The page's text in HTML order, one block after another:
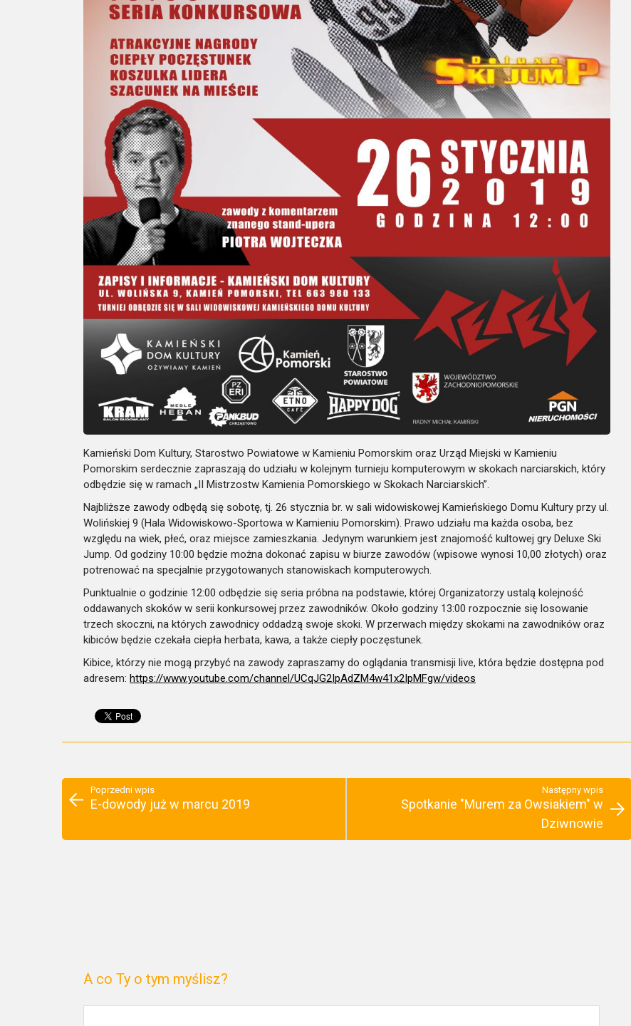
Kamieński Dom Kultury, Starostwo Powiatowe w Kamieniu Pomorskim oraz Urząd Miejski w Kamieniu
Pomorskim serdecznie zapraszają do udziału w kolejnym turnieju komputerowym w skokach narciarskich, który
odbędzie się w ramach „II Mistrzostw Kamienia Pomorskiego w Skokach Narciarskich”.
Najbliższe zawody odbędą się sobotę, tj. 26 stycznia br. w sali widowiskowej Kamieńskiego Domu Kultury przy ul.
Wolińskiej 9 (Hala Widowiskowo-Sportowa w Kamieniu Pomorskim). Prawo udziału ma każda osoba, bez
względu na wiek, płeć, oraz miejsce zamieszkania. Jedynym warunkiem jest znajomość kultowej gry Deluxe Ski
Jump. Od godziny 10:00 będzie można dokonać zapisu w biurze zawodów (wpisowe wynosi 10,00 złotych) oraz
potrenować na specjalnie przygotowanych stanowiskach komputerowych.
Punktualnie o godzinie 12:00 odbędzie się seria próbna na podstawie, której Organizatorzy ustalą kolejność
oddawanych skoków w serii konkursowej przez zawodników. Około godziny 13:00 rozpocznie się losowanie
trzech skoczni, na których zawodnicy oddadzą swoje skoki. W przerwach między skokami na zawodników oraz
kibiców będzie czekała ciepła herbata, kawa, a także ciepły poczęstunek.
Kibice, którzy nie mogą przybyć na zawody zapraszamy do oglądania transmisji live, która będzie dostępna pod
adresem: https://www.youtube.com/channe l/UCqJG2IpAdZM4w41x2IpMFgw/videos
Poprzedni wpis
E-dowody już w marcu 2019
Następny wpis
Spotkanie "Murem za Owsiakiem" w
Dziwnowie
A co Ty o tym myślisz?